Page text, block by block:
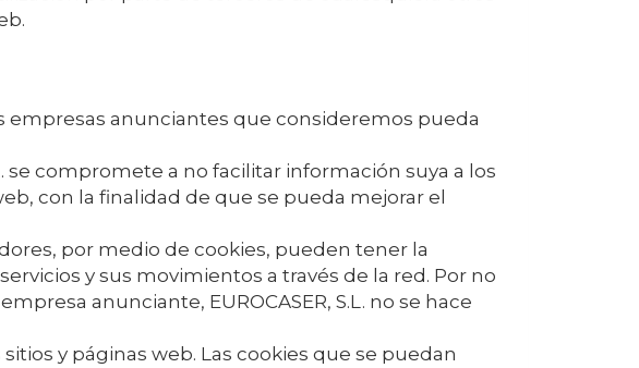
empresas anunciantes que consideremos pueda
se compromete a no facilitar información suya a los
con la finalidad de que se pueda mejorar el
por medio de cookies, pueden tener la
y sus movimientos a través de la red. Por no
anunciante, EUROCASER, S.L. no se hace
y páginas web. Las cookies que se puedan